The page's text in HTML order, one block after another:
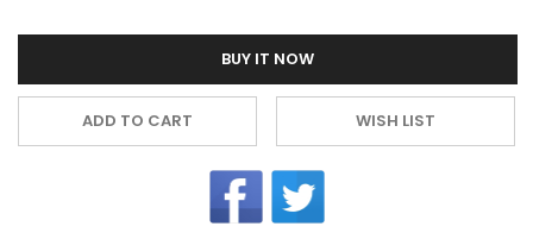
BUY IT NOW
ADD TO CART WISH LIST